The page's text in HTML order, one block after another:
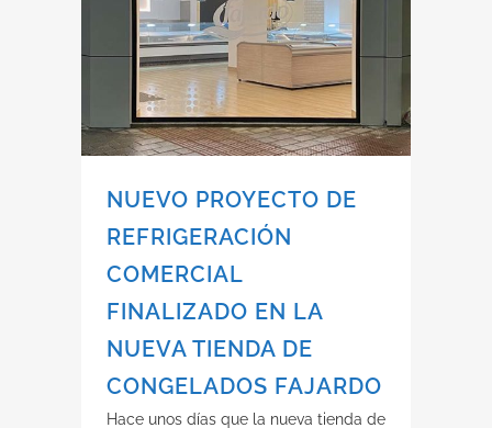
NUEVO PROYECTO DE
REFRIGERACIÓN
COMERCIAL
FINALIZADO EN LA
NUEVA TIENDA DE
CONGELADOS FAJARDO
Hace unos días que la nueva tienda de